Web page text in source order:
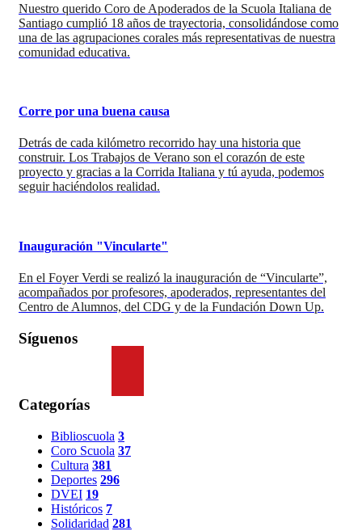
Nuestro querido Coro de Apoderados de la Scuola Italiana de
Santiago cumplió 18 años de trayectoria, consolidándose como
una de las agrupaciones corales más representativas de nuestra
comunidad educativa.
Corre por una buena causa
Detrás de cada kilómetro recorrido hay una historia que
construir. Los Trabajos de Verano son el corazón de este
proyecto y gracias a la Corrida Italiana y tú ayuda, podemos
seguir haciéndolos realidad.
Inauguración "Vincularte"
En el Foyer Verdi se realizó la inauguración de “Vincularte”,
acompañados por profesores, apoderados, representantes del
Centro de Alumnos, del CDG y de la Fundación Down Up.
Síguenos
Categorías
Biblioscuola 3
Coro Scuola 37
Cultura 381
Deportes 296
DVEI 19
Históricos 7
Solidaridad 281